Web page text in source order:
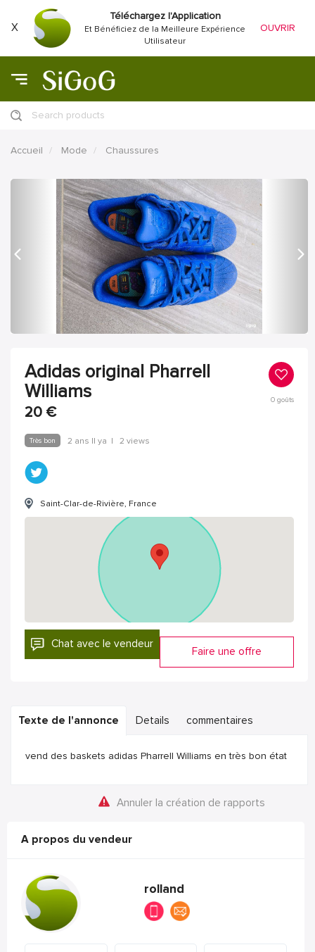
X
Téléchargez l'Application
Et Bénéficiez de la Meilleure Expérience
Utilisateur
OUVRIR
Search products
Accueil Mode Chaussures
précédent
Adidas original Pharrell
Williams
20 €
0goûts
Très bon 2 ans Il ya | 2 views
Saint-Clar-de-Rivière, France
Chat avec le vendeur
Faire une offre
Texte de l'annonce Details commentaires
vend des baskets adidas Pharrell Williams en très bon état
Annuler la création de rapports
A propos du vendeur
rolland